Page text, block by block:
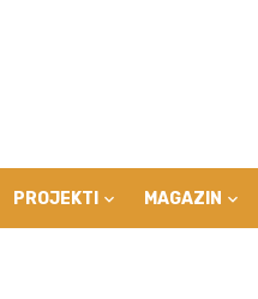
PROJEKTI MAGAZIN